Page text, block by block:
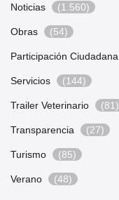
Noticias (1.560)
Obras (54)
Participación Ciudadana
Servicios (144)
Trailer Veterinario (81)
Transparencia (27)
Turismo (85)
Verano (48)